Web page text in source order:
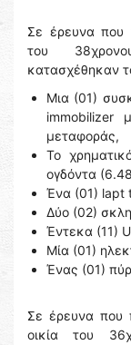
Σε έρευνα που
του
κατασχέθηκαν
Μια (01)
immobilizer
μεταφοράς,
Το
ογδόντα
Ένα (01) lapt
Δύο (02)
Έντεκα (11)
Μία (01)
Ένας (01)
Σε έρευνα που
οικία του